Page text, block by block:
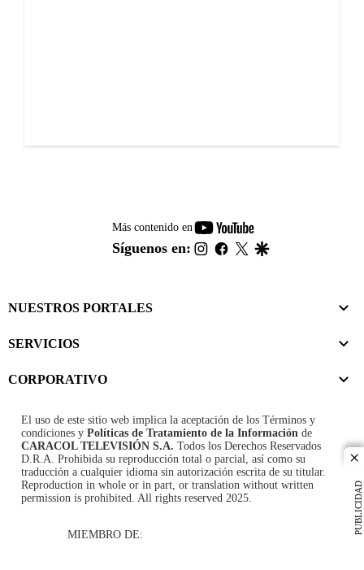
PUBLICIDAD
Más contenido en
youtube-
footer
Síguenos en: instagram
facebook
twitter
NUESTROS PORTALES
SERVICIOS
CORPORATIVO
El uso de este sitio web implica la aceptación de los Términos y
condiciones y Políticas de Tratamiento de la Información de
CARACOL TELEVISIÓN S.A. Todos los Derechos Reservados
D.R.A. Prohibida su reproducción total o parcial, así como su
traducción a cualquier idioma sin autorización escrita de su titular.
Reproduction in whole or in part, or translation without written
permission is prohibited. All rights reserved 2025.
MIEMBRO DE: